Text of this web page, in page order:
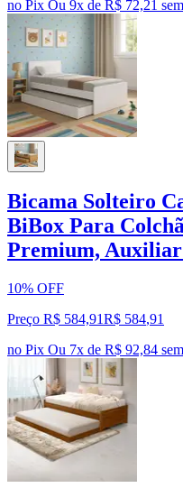
no Pix Ou 9x de R$ 72,21
Bicama Solteiro
BiBox Para
Premium,
10% OFF
Preço R$ 584,91R$ 584,91
no Pix Ou 7x de R$ 92,84